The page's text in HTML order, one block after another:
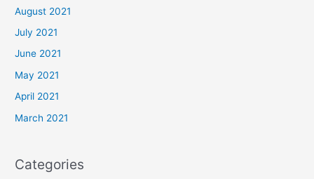
August 2021
July 2021
June 2021
May 2021
April 2021
March 2021
Categories